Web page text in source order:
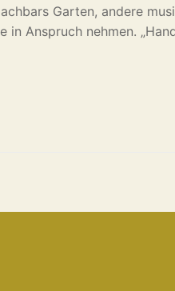
Garten, andere
in Anspruch nehmen.